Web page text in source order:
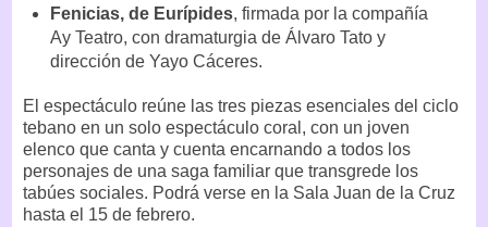
Fenicias, de Eurípides, firmada por la compañía
Ay Teatro, con dramaturgia de Álvaro Tato y
dirección de Yayo Cáceres.
El espectáculo reúne las tres piezas esenciales del ciclo
tebano en un solo espectáculo coral, con un joven
elenco que canta y cuenta encarnando a todos los
personajes de una saga familiar que transgrede los
tabúes sociales. Podrá verse en la Sala Juan de la Cruz
hasta el 15 de febrero.